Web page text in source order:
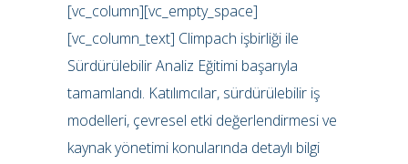
[vc_column][vc_empty_space]
[vc_column_text] Climpach işbirliği ile
Sürdürülebilir Analiz Eğitimi başarıyla
tamamlandı. Katılımcılar, sürdürülebilir iş
modelleri, çevresel etki değerlendirmesi ve
kaynak yönetimi konularında detaylı bilgi